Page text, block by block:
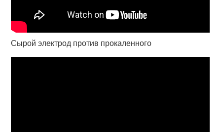
Сырой электрод против прокаленного